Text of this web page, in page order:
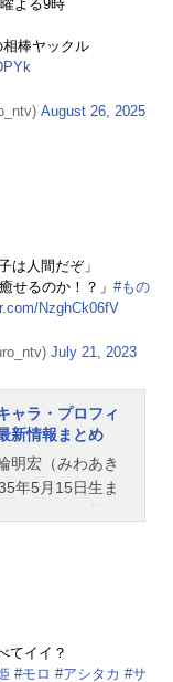
よる9時
棒ヤックル
August 26, 2025
は人間だぞ」
せるのか！？」#もの
NzghCk06fV
July 21, 2023
ャラ・プロフィ
新情報まとめ
明宏（みわあき
年5月15日生ま
てイイ？
#モロ #アシタカ #サ